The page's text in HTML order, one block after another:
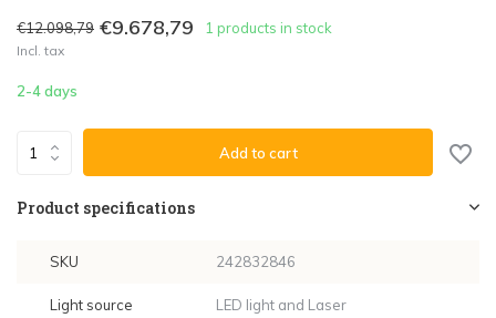
€12.098,79 €9.678,79 1 products in stock
Incl. tax
2-4 days
Add to cart
Product specifications
SKU 242832846
Light source LED light and Laser